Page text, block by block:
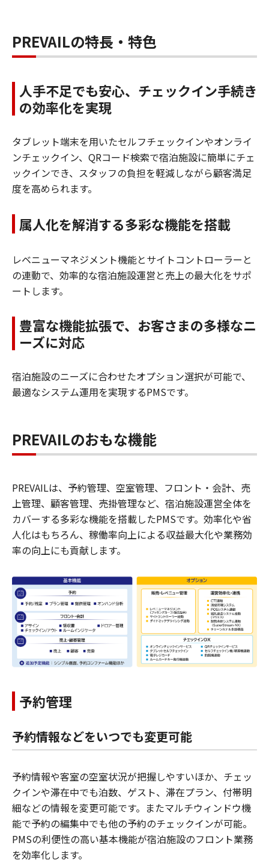
PREVAILの特長・特色
人手不足でも安心、チェックイン手続き
の効率化を実現
タブレット端末を用いたセルフチェックインやオンライ
ンチェックイン、QRコード検索で宿泊施設に簡単にチェ
ックインでき、スタッフの負担を軽減しながら顧客満足
度を高められます。
属人化を解消する多彩な機能を搭載
レベニューマネジメント機能とサイトコントローラーと
の連動で、効率的な宿泊施設運営と売上の最大化をサポ
ートします。
豊富な機能拡張で、お客さまの多様なニ
ーズに対応
宿泊施設のニーズに合わせたオプション選択が可能で、
最適なシステム運用を実現するPMSです。
PREVAILのおもな機能
PREVAILは、予約管理、空室管理、フロント・会計、売
上管理、顧客管理、売掛管理など、宿泊施設運営全体を
カバーする多彩な機能を搭載したPMSです。効率化や省
人化はもちろん、稼働率向上による収益最大化や業務効
率の向上にも貢献します。
予約管理
予約情報などをいつでも変更可能
予約情報や客室の空室状況が把握しやすいほか、チェッ
クインや滞在中でも泊数、ゲスト、滞在プラン、付帯明
細などの情報を変更可能です。またマルチウィンドウ機
能で予約の編集中でも他の予約のチェックインが可能。
PMSの利便性の高い基本機能が宿泊施設のフロント業務
を効率化します。